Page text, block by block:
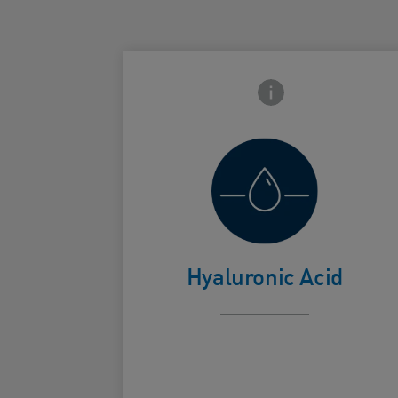
Frontside Info icon
Hyaluronic Acid
Helps retain
skin's natural
moisture